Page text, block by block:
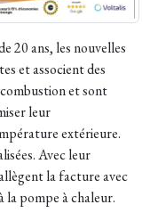
20 ans, les nouvelles
et associent des
et sont
leur
extérieure.
Avec leur
la facture avec
la pompe à chaleur.